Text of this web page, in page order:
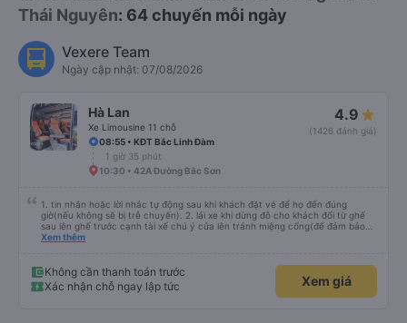
Thái Nguyên: 64 chuyến mỗi ngày
Vexere Team
Ngày cập nhật: 07/08/2026
Hà Lan
Xe Limousine 11 chỗ
4.9
(1426 đánh giá)
08:55 • KĐT Bắc Linh Đàm
1 giờ 35 phút
10:30 • 42A Đường Bắc Sơn
1. tin nhắn hoặc lời nhắc tự động sau khi khách đặt vé để họ đến đúng
giờ(nếu không sẽ bị trễ chuyến). 2. lái xe khi dừng đỗ cho khách đổi từ ghế
sau lên ghế trước cạnh tài xế chú ý cửa lên tránh miệng cống(để đảm bảo
an toàn cho khách- tại HN: miệng cống bằng sắt chữ nhật dạng ô lưới, cửa
Tng kịp 20h, để khách nối chuyến Xe 11 chỗ nên thoáng đãng.
Xem thêm
Không cần thanh toán trước
Xác nhận chỗ ngay lập tức
Xem giá